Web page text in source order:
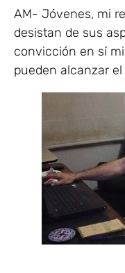
AM- Jóvenes, mi
desistan de sus
convicción en sí
pueden alcanzar el